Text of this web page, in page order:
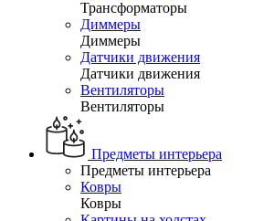
Трансформаторы
Диммеры
Диммеры
Датчики движения
Датчики движения
Вентиляторы
Вентиляторы
Предметы интерьера
Предметы интерьера
Ковры
Ковры